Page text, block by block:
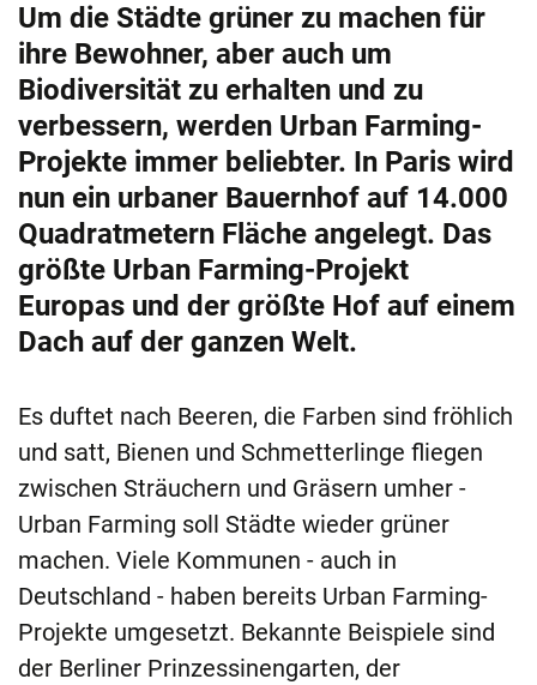
Um die Städte grüner zu machen für
ihre Bewohner, aber auch um
Biodiversität zu erhalten und zu
verbessern, werden Urban Farming-
Projekte immer beliebter. In Paris wird
nun ein urbaner Bauernhof auf 14.000
Quadratmetern Fläche angelegt. Das
größte Urban Farming-Projekt
Europas und der größte Hof auf einem
Dach auf der ganzen Welt.
Es duftet nach Beeren, die Farben sind fröhlich
und satt, Bienen und Schmetterlinge fliegen
zwischen Sträuchern und Gräsern umher -
Urban Farming soll Städte wieder grüner
machen. Viele Kommunen - auch in
Deutschland - haben bereits Urban Farming-
Projekte umgesetzt. Bekannte Beispiele sind
der Berliner Prinzessinengarten, der